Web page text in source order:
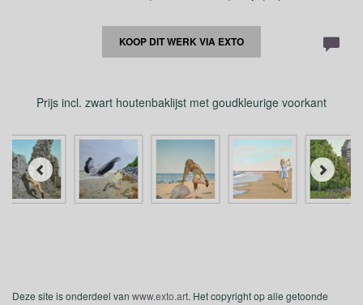
KOOP DIT WERK VIA EXTO
Prijs incl. zwart houtenbaklijst met goudkleurige voorkant
Deze site is onderdeel van www.exto.art. Het copyright op alle getoonde